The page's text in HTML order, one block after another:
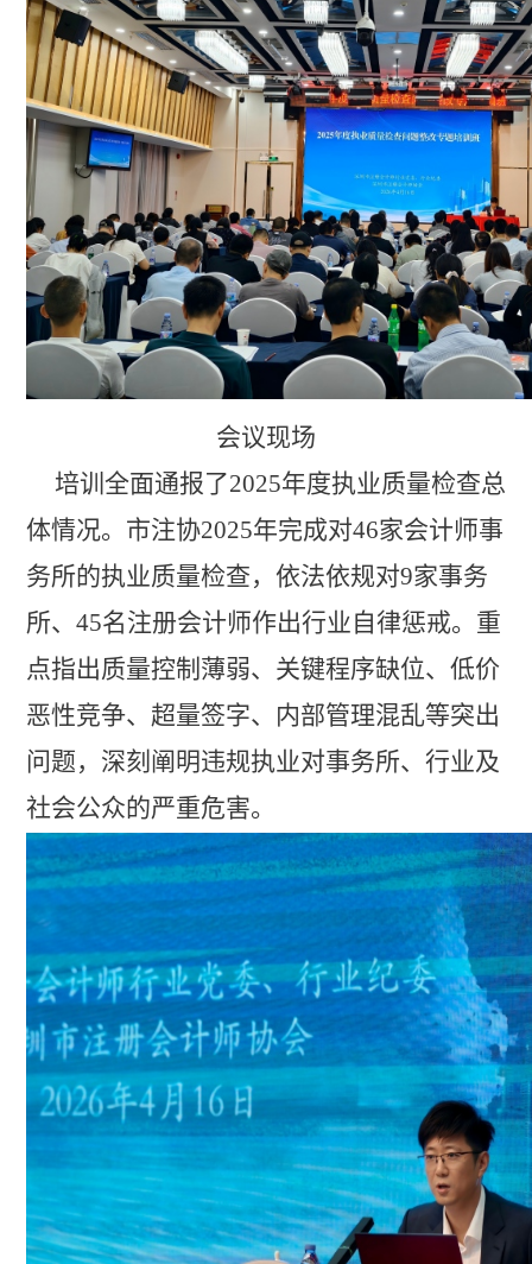
会议现场
培训全面通报了2025年度执业质量检查总
体情况。市注协2025年完成对46家会计师事
务所的执业质量检查， 依法依规对9家事务
所、45名注册会计师作出行业自律惩戒。重
点指出质量控制薄弱、关键程序缺位、低价
恶性竞争、超量签字、内部管理混乱等突出
问题，深刻阐明违规执业对事务所、行业及
社会公众的严重危害。